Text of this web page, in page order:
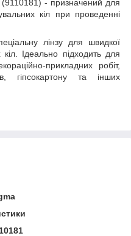
- призначений для
кіл при проведенні
лінзу для швидкої
Ідеально підходить для
прикладних робіт,
гіпсокартону та інших